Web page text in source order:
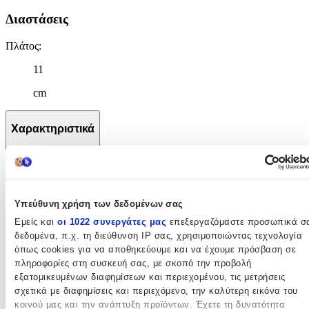
Υπεύθυνη χρήση των δεδομένων σας
Εμείς και οι 1022 συνεργάτες μας επεξεργαζόμαστε προσωπικά
δεδομένα, π.χ. τη διεύθυνση IP σας, χρησιμοποιώντας τεχνολογία
όπως cookies για να αποθηκεύουμε και να έχουμε πρόσβαση σε
πληροφορίες στη συσκευή σας, με σκοπό την προβολή
εξατομικευμένων διαφημίσεων και περιεχομένου, τις μετρήσεις
σχετικά με διαφημίσεις και περιεχόμενο, την καλύτερη εικόνα του
κοινού μας και την ανάπτυξη προϊόντων. Έχετε τη δυνατότητα
Διαστάσεις
Πλάτος:
11
cm
Χαρακτηριστικά
Χαρακτηριστικά
Κατασκευαστής:
Karactermania
Βασικά Χαρακτηριστικά
Χρώμα: